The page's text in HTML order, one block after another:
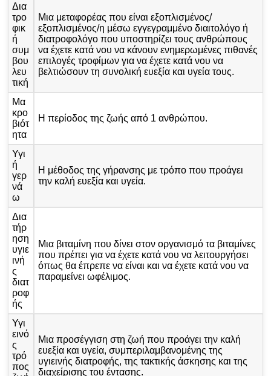
Δια
τρο
φικ
ή
συμ
βου
λευ
τική
Μια μεταφορέας που είναι εξοπλισμένος/
εξοπλισμένος/η μέσω εγγεγραμμένο διαιτολόγο ή
διατροφολόγο που υποστηρίζει τους ανθρώπους
να έχετε κατά νου να κάνουν ενημερωμένες πιθανές
επιλογές τροφίμων για να έχετε κατά νου να
βελτιώσουν τη συνολική ευεξία και υγεία τους.
Μα
κρο
βιότ
ητα
Η περίοδος της ζωής από 1 ανθρώπου.
Υγι
ή
γερ
νά
ω
Η μέθοδος της γήρανσης με τρόπο που προάγει
την καλή ευεξία και υγεία.
Δια
τήρ
ηση
υγιε
ινή
ς
διατ
ροφ
ής
Μια βιταμίνη που δίνει στον οργανισμό τα βιταμίνες
που πρέπει για να έχετε κατά νου να λειτουργήσει
όπως θα έπρεπε να είναι και να έχετε κατά νου να
παραμείνει ωφέλιμος.
Υγι
εινό
ς
τρό
πος
Μια προσέγγιση στη ζωή που προάγει την καλή
ευεξία και υγεία, συμπεριλαμβανομένης της
υγιεινής διατροφής, της τακτικής άσκησης και της
διαχείρισης του έντασης.